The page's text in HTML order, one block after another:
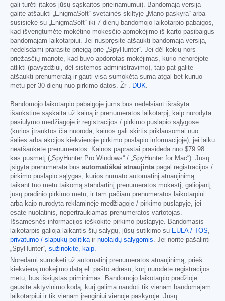
gali turėti įtakos jūsų sąskaitos prieinamumui). Bandomąją versiją
galite atšaukti „EnigmaSoft“ svetainės skiltyje „Mano paskyra“ arba
susisiekę su „EnigmaSoft“ iki 7 dienų bandomojo laikotarpio pabaigos,
kad išvengtumėte mokėtino mokesčio apmokėjimo iš karto pasibaigus
bandomajam laikotarpiui. Jei nuspręsite atšaukti bandomąją versiją,
nedelsdami prarasite prieigą prie „SpyHunter“. Jei dėl kokių nors
priežasčių manote, kad buvo apdorotas mokėjimas, kurio nenorėjote
atlikti (pavyzdžiui, dėl sistemos administravimo), taip pat galite
atšaukti prenumeratą ir gauti visą sumokėtą sumą atgal bet kuriuo
metu per 30 dienų nuo pirkimo datos. Žr .
DUK
Bandomojo laikotarpio pabaigoje jums bus nedelsiant išrašyta
išankstinė sąskaita už kainą ir prenumeratos laikotarpį, kaip nurodyta
pasiūlymo medžiagoje ir registracijos / pirkimo puslapio sąlygose
(kurios įtrauktos čia nuoroda; kainos gali skirtis priklausomai nuo
šalies arba akcijos kiekvienoje pirkimo puslapio informacijoje), jei laiku
neatšaukėte prenumeratos. Kainos paprastai prasideda nuo $79.98
kas pusmetį („SpyHunter Pro Windows“ / „SpyHunter for Mac“). Jūsų
įsigyta prenumerata bus automatiškai atnaujinta pagal registracijos /
pirkimo puslapio sąlygas, kurios numato automatinį atnaujinimą
taikant tuo metu taikomą standartinį prenumeratos mokestį, galiojantį
jūsų pradinio pirkimo metu, ir tam pačiam prenumeratos laikotarpiui
arba kaip nurodyta reklaminėje medžiagoje / pirkimo puslapyje, jei
esate nuolatinis, nepertraukiamas prenumeratos vartotojas.
Išsamesnės informacijos ieškokite pirkimo puslapyje. Bandomasis
laikotarpis galioja laikantis šių sąlygų, jūsų sutikimo su EULA / TOS
privatumo / slapukų politika ir nuolaidų sąlygomis . Jei norite pašalinti
„SpyHunter“, sužinokite, kaip
Norėdami sumokėti už automatinį prenumeratos atnaujinimą, prieš
kiekvieną mokėjimo datą el. pašto adresu, kurį nurodėte registracijos
metu, bus išsiųstas priminimas. Bandomojo laikotarpio pradžioje
gausite aktyvinimo kodą, kurį galima naudoti tik vienam bandomajam
laikotarpiui ir tik vienam įrenginiui vienoje paskyroje. Jūsų